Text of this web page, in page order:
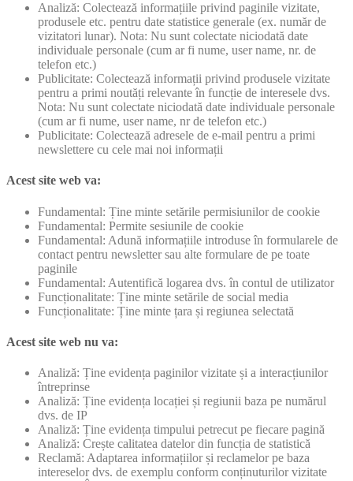
Analiză: Colectează informațiile privind paginile vizitate,
produsele etc. pentru date statistice generale (ex. număr de
vizitatori lunar). Nota: Nu sunt colectate niciodată date
individuale personale (cum ar fi nume, user name, nr. de
telefon etc.)
Publicitate: Colectează informații privind produsele vizitate
pentru a primi noutăți relevante în funcție de interesele dvs.
Nota: Nu sunt colectate niciodată date individuale personale
(cum ar fi nume, user name, nr de telefon etc.)
Publicitate: Colectează adresele de e-mail pentru a primi
newslettere cu cele mai noi informații
Acest site web va:
Fundamental: Ține minte setările permisiunilor de cookie
Fundamental: Permite sesiunile de cookie
Fundamental: Adună informațiile introduse în formularele de
contact pentru newsletter sau alte formulare de pe toate
paginile
Fundamental: Autentifică logarea dvs. în contul de utilizator
Funcționalitate: Ține minte setările de social media
Funcționalitate: Ține minte țara și regiunea selectată
Acest site web nu va:
Analiză: Ține evidența paginilor vizitate și a interacțiunilor
întreprinse
Analiză: Ține evidența locației și regiunii baza pe numărul
dvs. de IP
Analiză: Ține evidența timpului petrecut pe fiecare pagină
Analiză: Crește calitatea datelor din funcția de statistică
Reclamă: Adaptarea informațiilor și reclamelor pe baza
intereselor dvs. de exemplu conform conținuturilor vizitate